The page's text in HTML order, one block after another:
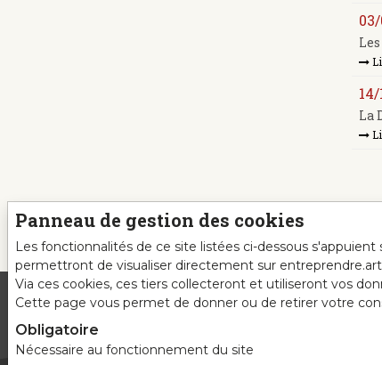
14/
La
Panneau de gestion des cookies
Les fonctionnalités de ce site listées ci-dessous
permettront de visualiser directement sur
Via ces cookies, ces tiers collecteront et utiliseront vos
Cette page vous permet de donner ou de retirer votre
Obligatoire
Nécessaire au fonctionnement du site